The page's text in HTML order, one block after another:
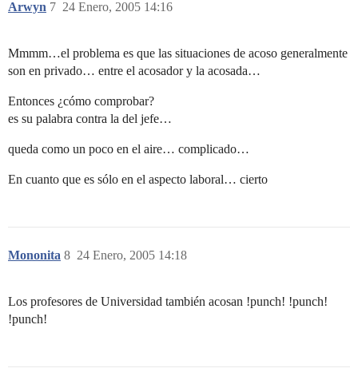
Arwyn 24 Enero, 2005 14:16
7
Mmmm…el problema es que las situaciones de acoso generalmente
son en privado… entre el acosador y la acosada…
Entonces ¿cómo comprobar?
es su palabra contra la del jefe…
queda como un poco en el aire… complicado…
En cuanto que es sólo en el aspecto laboral… cierto
Mononita 24 Enero, 2005 14:18
8
Los profesores de Universidad también acosan !punch! !punch!
!punch!